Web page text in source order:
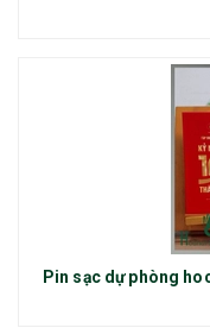
Pin sạc dự phòng